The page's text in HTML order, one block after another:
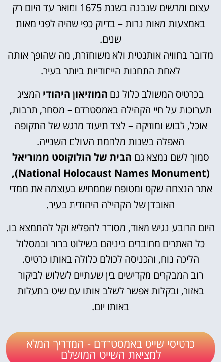
עצום ומרשים שנבנה בשנת 1675 ומואר עד היום רק
באמצעות מאות נרות – בדיוק כפי שהיה לפני מאות
שנים.
מדובר בחוויה אותנטית ולא משוחזרת, מה שהופך אותה
לאחת התחנות הייחודיות ביותר בעיר.
בכרטיס המשולב כלול גם המוזיאון היהודי המציג
תערוכות על חיי הקהילה באמסטרדם – מסחר, תרבות,
אוכל, לבוש ומוזיקה – לצד תיעוד מרגש של התקופה
האפלה בשנות מלחמת העולם השנייה.
סמוך לשם נמצא גם הבית של הולוקוסט ממוריאל
(National Holocaust Names Monument),
אתר הנצחה שקט ומטופח שממחיש בעוצמה את ממדי
האובדן של הקהילה היהודית בעיר.
היום הרובע נגיש מאוד, מסודר להפליא וקל להתמצא בו.
כל האתרים מחוברים ביניהם בשילוט ברור ובמסלול
הליכה נוח, והכניסה לכולם כלולה באותו כרטיס.
רוב המבקרים מקדישים בין שעתיים לשלוש לביקור
באזור, ובקלות אפשר לשלב אותו עם שיט בתעלות
באותו יום.
כרטיסי שייט באמסטרדם - המדריך המלא
למציאת השייט המושלם